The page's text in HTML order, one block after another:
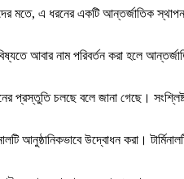
মতে, এ ধরনের একটি আন্তর্জাতিক
আবার নাম পরিবর্তন করা হলে
প্রস্তুতি চলছে বলে জানা গেছে।
আনুষ্ঠানিকভাবে উদ্বোধন করা।